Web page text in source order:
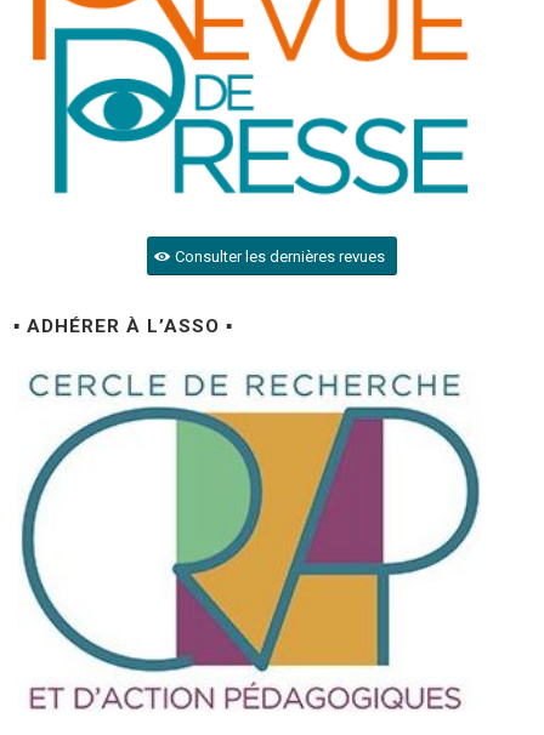
Consulter les dernières revues
▪ ADHÉRER À L’ASSO ▪